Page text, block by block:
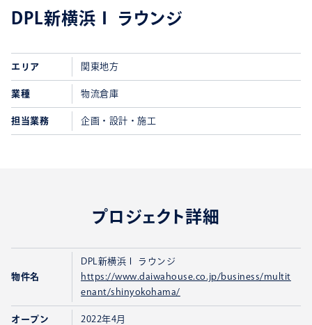
DPL新横浜Ⅰ ラウンジ
エリア 関東地方
業種 物流倉庫
担当業務 企画・設計・施工
プロジェクト詳細
物件名
DPL新横浜Ⅰ ラウンジ
https://www.daiwahouse.co.jp/business/multit
enant/shinyokohama/
オープン 2022年4月